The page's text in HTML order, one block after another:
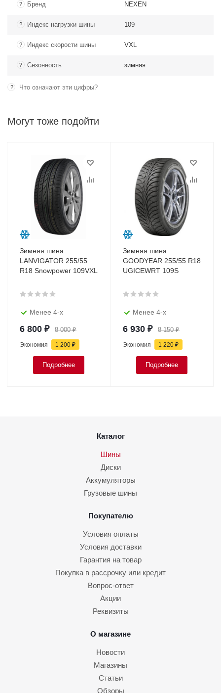
? Бренд NEXEN
? Индекс нагрузки шины 109
? Индекс скорости шины VXL
? Сезонность зимняя
? Что означают эти цифры?
Могут тоже подойти
Зимняя шина
LANVIGATOR 255/55
R18 Snowpower 109VXL
Менее 4-х
6 800 ₽ 8 000₽
Экономия 1 200 ₽
Подробнее
Зимняя шина
GOODYEAR 255/55 R18
UGICEWRT 109S
Менее 4-х
6 930 ₽ 8 150₽
Экономия 1 220 ₽
Подробнее
Каталог
Шины
Диски
Аккумуляторы
Грузовые шины
Покупателю
Условия оплаты
Условия доставки
Гарантия на товар
Покупка в рассрочку или кредит
Вопрос-ответ
Акции
Реквизиты
О магазине
Новости
Магазины
Статьи
Обзоры